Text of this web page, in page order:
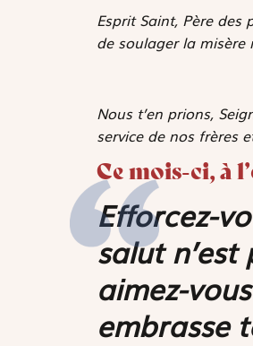
Esprit Saint, Père
de soulager la misère
Nous t’en prions,
service de nos frères
Ce mois-ci, à
Efforcez-
salut n’est
aimez-
embrasse